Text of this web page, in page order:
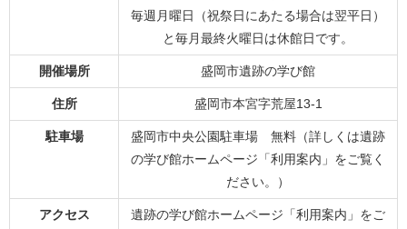
毎週月曜日（祝祭日にあたる場合は翌平日）
と毎月最終火曜日は休館日です。
開催場所 盛岡市遺跡の学び館
住所 盛岡市本宮字荒屋13-1
駐車場
盛岡市中央公園駐車場 無料（詳しくは遺跡
の学び館ホームページ「利用案内」をご覧く
ださい。）
アクセス
遺跡の学び館ホームページ「利用案内」をご